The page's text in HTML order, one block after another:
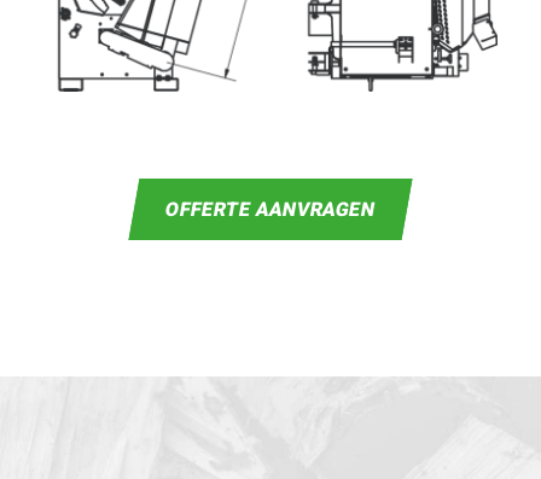
OFFERTE AANVRAGEN